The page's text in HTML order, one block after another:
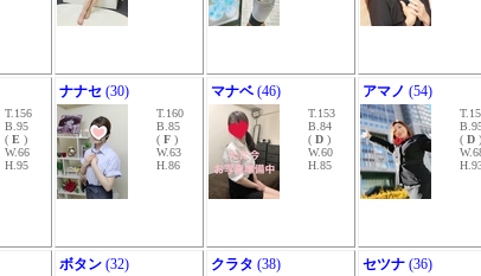
T.156
B.95
( E )
W.66
H.95
ナナセ (30)
T.160
B.85
( F )
W.63
H.86
マナベ (46)
T.153
B.84
( D )
W.60
H.85
アマノ (54)
( D )
ボタン (32) クラタ (38) セツナ (36)